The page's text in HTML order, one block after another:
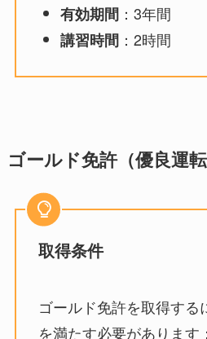
有効期間：3年間
講習時間：2時間
ゴールド免許（優良運
取得条件
ゴールド免許を取得する
を満たす必要があります：